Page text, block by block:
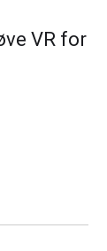
VR for